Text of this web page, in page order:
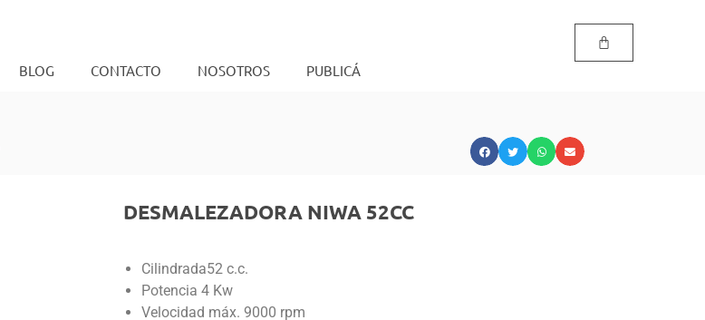
BLOG CONTACTO NOSOTROS PUBLICÁ
DESMALEZADORA NIWA 52CC
Cilindrada52 c.c.
Potencia 4 Kw
Velocidad máx. 9000 rpm